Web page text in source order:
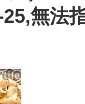
無法